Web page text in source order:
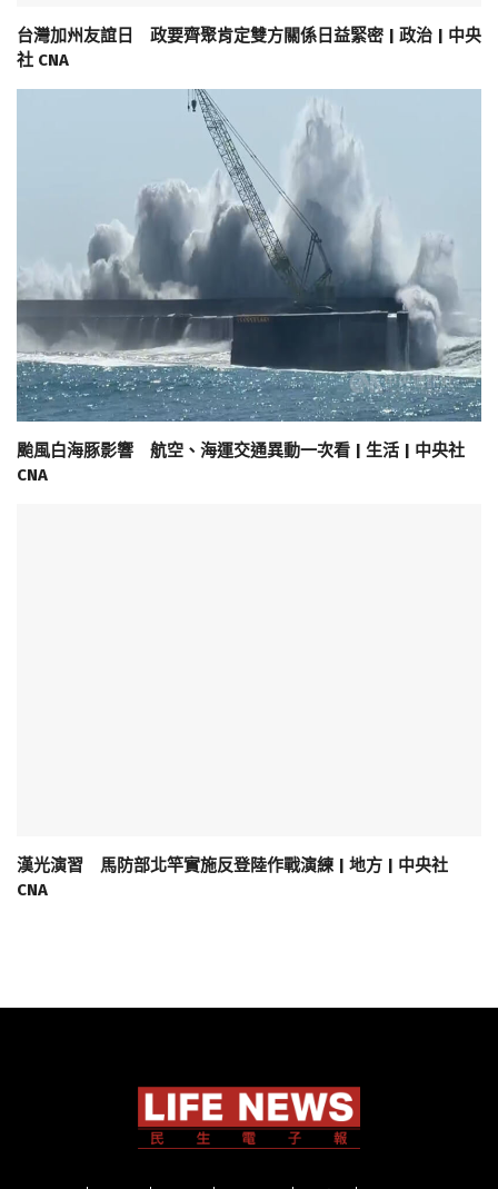
台灣加州友誼日 政要齊聚肯定雙方關係日益緊密 | 政治 | 中央
社 CNA
颱風白海豚影響 航空、海運交通異動一次看 | 生活 | 中央社
CNA
漢光演習 馬防部北竿實施反登陸作戰演練 | 地方 | 中央社
CNA